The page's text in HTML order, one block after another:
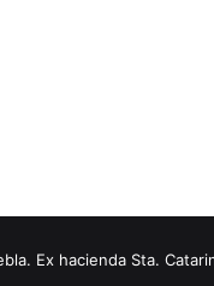
Ex hacienda Sta.